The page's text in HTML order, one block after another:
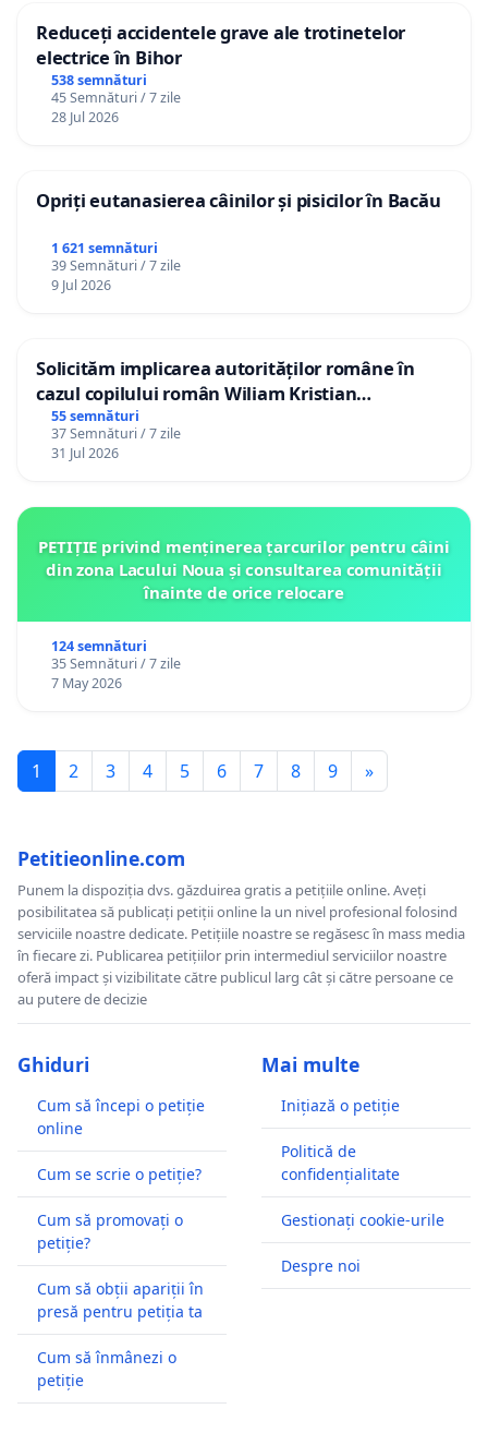
Reduceți accidentele grave ale trotinetelor
electrice în Bihor
538 semnături
45 Semnături / 7 zile
28 Jul 2026
Opriți eutanasierea câinilor și pisicilor în Bacău
1 621 semnături
39 Semnături / 7 zile
9 Jul 2026
Solicităm implicarea autorităților române în
cazul copilului român Wiliam Kristian
Gheorghe, aflat în plasament în Danemarca de
12 ani
55 semnături
37 Semnături / 7 zile
31 Jul 2026
PETIȚIE privind menținerea țarcurilor pentru câini
din zona Lacului Noua și consultarea comunității
înainte de orice relocare
124 semnături
35 Semnături / 7 zile
7 May 2026
1 2 3 4 5 6 7 8 9 »
Petitieonline.com
Punem la dispoziția dvs. găzduirea gratis a petițiile online. Aveți
posibilitatea să publicați petiții online la un nivel profesional folosind
serviciile noastre dedicate. Petițiile noastre se regăsesc în mass media
în fiecare zi. Publicarea petițiilor prin intermediul serviciilor noastre
oferă impact și vizibilitate către publicul larg cât și către persoane ce
au putere de decizie
Ghiduri
Cum să începi o petiție
online
Cum se scrie o petiție?
Cum să promovați o
petiție?
Cum să obții apariții în
presă pentru petiția ta
Cum să înmânezi o
petiție
Mai multe
Inițiază o petiție
Politică de
confidențialitate
Gestionați cookie-urile
Despre noi